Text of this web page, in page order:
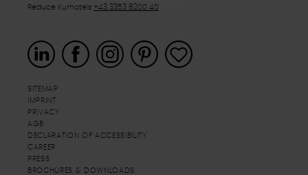
Reduce Kurhotels +43 3353 8200 40
SITEMAP
IMPRINT
PRIVACY
AGB
DECLARATION OF ACCESSIBILITY
CAREER
PRESS
BROCHURES & DOWNLOADS